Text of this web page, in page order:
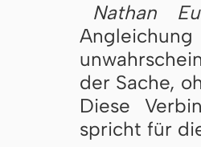
Nathan
der Sache,
Diese
spricht für